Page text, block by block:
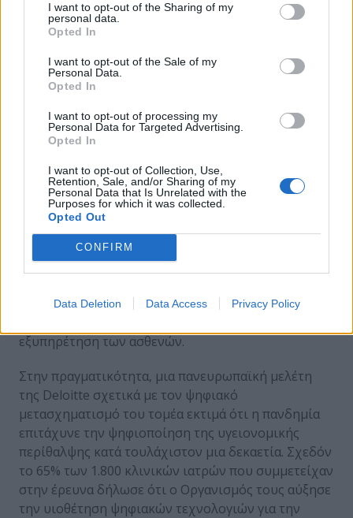
I want to opt-out of the Sharing of my
personal data.
Opted In
I want to opt-out of the Sale of my
Personal Data.
Opted In
I want to opt-out of processing my
Personal Data for Targeted Advertising.
Opted In
I want to opt-out of Collection, Use,
Retention, Sale, and/or Sharing of my
Personal Data that Is Unrelated with the
Purposes for which it was collected.
Opted Out
CONFIRM
Data Deletion Data Access Privacy Policy
χρηματοδοτούνται από το κράτος, θα
αντιμετωπίσουν δημοσιονομικές προκλήσεις που
Παρ’ όλα αυτά, ο τομέας της εκπαίδευσης είναι
μοντέλα με ψηφιακή πρωτοπορία το 2023 και στη
συνέχεια, αν και θα χρειαστεί ακόμη λίγος χρόνος
ΙΤ εκπαίδευση στην υγειονομική περίθαλψη
Η πανδημία επέφερε μια άνευ προηγουμένου
επιτάχυνση του ψηφιακού μετασχηματισμού στον
κλάδο της υγειονομικής περίθαλψης σε ολόκληρη
εισαγωγή υπηρεσιών τηλεϊατρικής, ιατρικών
εξυπηρέτηση των ασθενών.
Στην πραγματικότητα, μια πανευρωπαϊκή μελέτη
της Deloitte σχετικά με τον ψηφιακό
μετασχηματισμό του τομέα εκτιμά ότι η πανδημία
επιτάχυνε την ψηφιοποίηση της υγειονομικής
περίθαλψης κατά τουλάχιστον μια δεκαετία. Σχεδόν
το 65% των 1.800 κλινικών ιατρών που συμμετείχαν
στην έρευνα δήλωσε ότι ο Οργανισμός τους αύξησε
την υιοθέτηση ψηφιακών τεχνολογιών για την